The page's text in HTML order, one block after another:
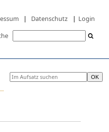
| Datenschutz | Login